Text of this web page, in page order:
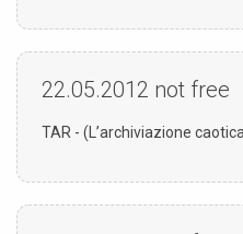
22.05.2012 not free
TAR - (L’archiviazione